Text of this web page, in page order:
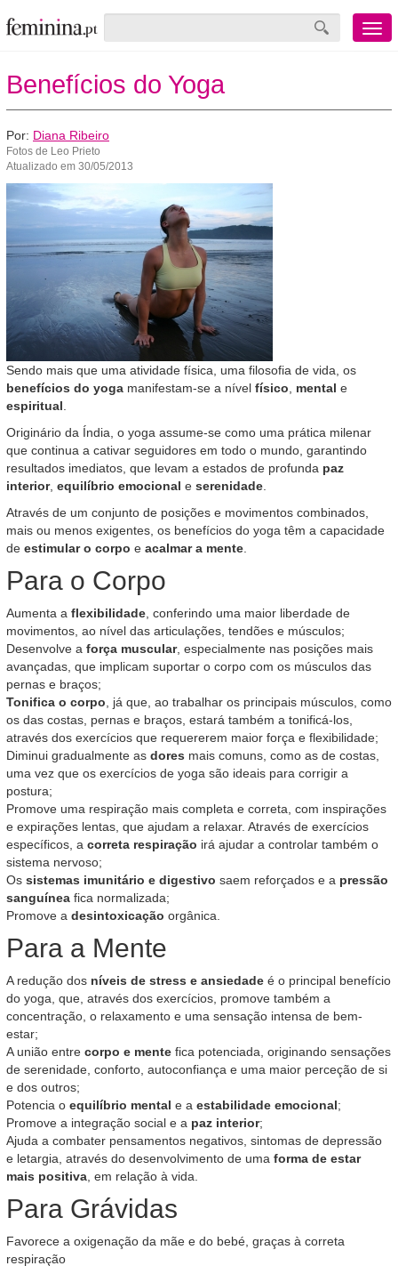
Menu
mobile
Benefícios do Yoga
Por: Diana Ribeiro
Fotos de Leo Prieto
Atualizado em 30/05/2013
Sendo mais que uma atividade física, uma filosofia de vida, os
benefícios do yoga manifestam-se a nível físico mental e
espiritual
Originário da Índia, o yoga assume-se como uma prática milenar
que continua a cativar seguidores em todo o mundo, garantindo
resultados imediatos, que levam a estados de profunda paz
interior, equilíbrio emocional e serenidade
Através de um conjunto de posições e movimentos combinados,
mais ou menos exigentes, os benefícios do yoga têm a capacidade
de estimular o corpo e acalmar a mente
Para o Corpo
Aumenta a flexibilidade , conferindo uma maior liberdade de
movimentos, ao nível das articulações, tendões e músculos;
Desenvolve a força muscular, especialmente nas posições mais
avançadas, que implicam suportar o corpo com os músculos das
pernas e braços;
Tonifica o corpo , já que, ao trabalhar os principais músculos, como
os das costas, pernas e braços, estará também a tonificá-los,
através dos exercícios que requererem maior força e flexibilidade;
Diminui gradualmente as dores mais comuns, como as de costas,
uma vez que os exercícios de yoga são ideais para corrigir a
postura;
Promove uma respiração mais completa e correta, com inspirações
e expirações lentas, que ajudam a relaxar. Através de exercícios
específicos, a correta respiração irá ajudar a controlar também o
sistema nervoso;
Os sistemas imunitário e digestivo saem reforçados e a pressão
sanguínea fica normalizada;
Promove a desintoxicação orgânica.
Para a Mente
A redução dos níveis de stress e ansiedade é o principal benefício
do yoga, que, através dos exercícios, promove também a
concentração, o relaxamento e uma sensação intensa de bem-
estar;
A união entre corpo e mente fica potenciada, originando sensações
de serenidade, conforto, autoconfiança e uma maior perceção de si
e dos outros;
Potencia o equilíbrio mental e a estabilidade emocional;
Promove a integração social e a paz interior;
Ajuda a combater pensamentos negativos, sintomas de depressão
e letargia, através do desenvolvimento de uma forma de estar
mais positiva , em relação à vida.
Para Grávidas
Favorece a oxigenação da mãe e do bebé, graças à correta
respiração